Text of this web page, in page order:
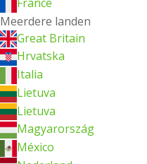
Meerdere landen
Great Britain
Hrvatska
Italia
Lietuva
Lietuva
Magyarország
México